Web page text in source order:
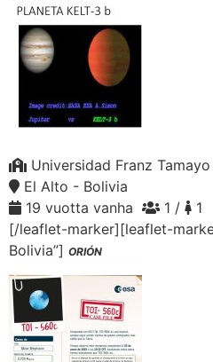
Universidad Franz Tamayo
El Alto - Bolivia
19 vuotta vanha
1 /
1
[/leaflet-marker][leaflet-
Bolivia”] ORIÓN